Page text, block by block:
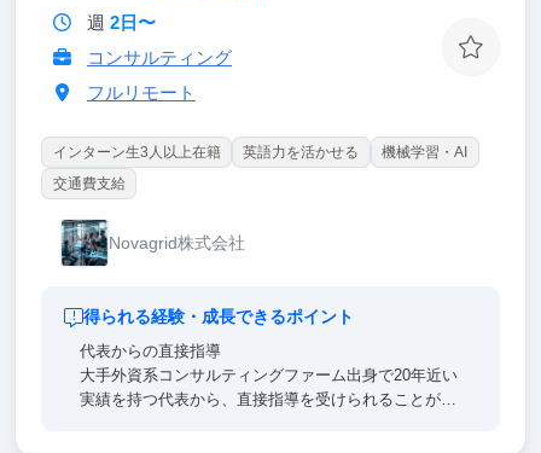
週 2日〜
コンサルティング
フルリモート
インターン生3人以上在籍 英語力を活かせる
機械学習・AI
交通費支給
Novagrid株式会社
得られる経験・成長できるポイント
代表からの直接指導
大手外資系コンサルティングファーム出身で20年近い
実績を持つ代表から、直接指導を受けられることが最